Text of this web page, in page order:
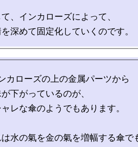
、インカローズによって、
カローズの上の金属パーツから
下がっているのが、
レな傘のようでもあります。
は水の氣を金の氣を増幅する傘で